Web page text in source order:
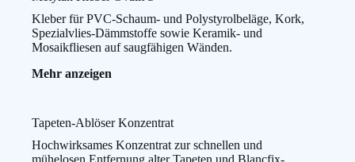
Kleber für PVC-Schaum- und Polystyrolbeläge, Kork,
Spezialvlies-Dämmstoffe sowie Keramik- und
Mosaikfliesen auf saugfähigen Wänden.
Mehr anzeigen
Ovalit
S
Tapeten-Ablöser Konzentrat
Hochwirksames Konzentrat zur schnellen und
mühelosen Entfernung alter Tapeten und Blancfix-